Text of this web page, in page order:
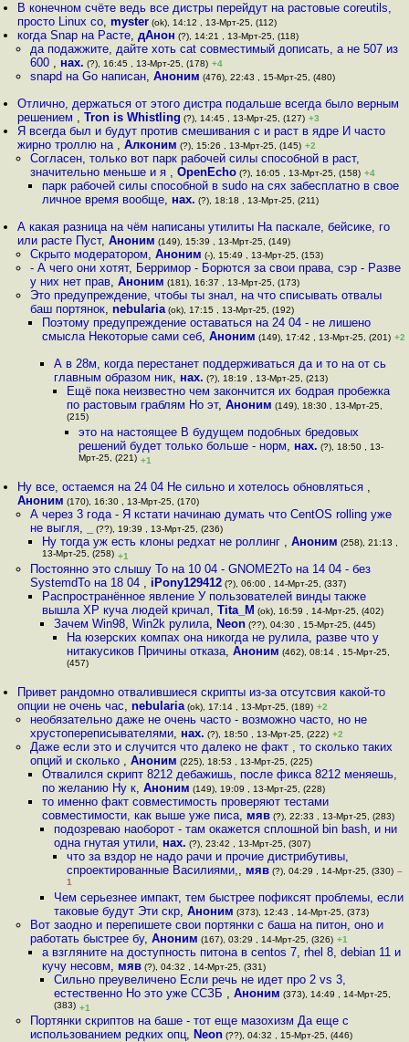
В конечном счёте ведь все дистры перейдут на растовые сoreutils,
просто Linux со,myster (ok), 14:12 , 13-Мрт-25, (112)
когда Snap на Расте,дАнон (?), 14:21 , 13-Мрт-25, (118)
да подажжите, дайте хоть cat совместимый дописать, а не 507 из
600 , нах. (?), 16:45 , 13-Мрт-25, (178) +4
snapd на Go написан, Аноним (476), 22:43 , 15-Мрт-25, (480)
Отлично, держаться от этого дистра подальше всегда было верным
решением ,Tron is Whistling (?), 14:45 , 13-Мрт-25, (127) +3
Я всегда был и будут против смешивания с и раст в ядре И часто
жирно троллю на ,Алконим (?), 15:26 , 13-Мрт-25, (145) +2
Согласен, только вот парк рабочей силы способной в раст,
значительно меньше и я , OpenEcho(?), 16:05 , 13-Мрт-25, (158) +4
парк рабочей силы способной в sudo на сях забесплатно в свое
личное время вообще, нах. (?), 18:18 , 13-Мрт-25, (211)
А какая разница на чём написаны утилиты На паскале, бейсике, го
или расте Пуст,Аноним (149), 15:39 , 13-Мрт-25, (149)
Скрыто модератором, Аноним (-), 15:49 , 13-Мрт-25, (153)
- А чего они хотят, Берримор - Борются за свои права, сэр - Разве
у них нет прав, Аноним (181), 16:37 , 13-Мрт-25, (173)
Это предупреждение, чтобы ты знал, на что списывать отвалы
баш портянок, nebularia(ok), 17:15 , 13-Мрт-25, (192)
Поэтому предупреждение оставаться на 24 04 - не лишено
смысла Некоторые сами себ, Аноним (149), 17:42 , 13-Мрт-25, (201) +2
А в 28м, когда перестанет поддерживаться да и то на от сь
главным образом ник, нах. (?), 18:19 , 13-Мрт-25, (213)
Ещё пока неизвестно чем закончится их бодрая пробежка
по растовым граблям Но эт, Аноним (149), 18:30 , 13-Мрт-25,
(215)
это на настоящее В будущем подобных бредовых
решений будет только больше - норм, нах. (?), 18:50 , 13-
Мрт-25, (221) +1
Ну все, остаемся на 24 04 Не сильно и хотелось обновляться ,
Аноним (170), 16:30 , 13-Мрт-25, (170)
А через 3 года - Я кстати начинаю думать что CentOS rolling уже
не выгля, (??), 19:39 , 13-Мрт-25, (236)
Ну тогда уж есть клоны редхат не роллинг , Аноним (258), 21:13 ,
13-Мрт-25, (258) +1
Постоянно это слышу То на 10 04 - GNOME2То на 14 04 - без
SystemdТо на 18 04 , iPony129412(?), 06:00 , 14-Мрт-25, (337)
Распространённое явление У пользователей винды также
вышла XP куча людей кричал, Tita_M (ok), 16:59 , 14-Мрт-25, (402)
Зачем Win98, Win2k рулила, Neon (??), 04:30 , 15-Мрт-25, (445)
На юзерских компах она никогда не рулила, разве что у
нитакусиков Причины отказа, Аноним (462), 08:14 , 15-Мрт-25,
(457)
Привет рандомно отвалившиеся скрипты из-за отсутсвия какой-то
опции не очень час,nebularia (ok), 17:14 , 13-Мрт-25, (189) +2
необязательно даже не очень часто - возможно часто, но не
хрустопереписывателями, нах. (?), 18:50 , 13-Мрт-25, (222) +2
Даже если это и случится что далеко не факт , то сколько таких
опций и сколько , Аноним (225), 18:53 , 13-Мрт-25, (225)
Отвалился скрипт 8212 дебажишь, после фикса 8212 меняешь,
по желанию Ну к, Аноним (149), 19:09 , 13-Мрт-25, (228)
то именно факт совместимость проверяют тестами
совместимости, как выше уже писа, мяв(?), 22:33 , 13-Мрт-25, (283)
подозреваю наоборот - там окажется сплошной bin bash, и ни
одна гнутая утили, нах. (?), 23:42 , 13-Мрт-25, (307)
что за вздор не надо рачи и прочие дистрибутивы,
спроектированные Василиями,, мяв(?), 04:29 , 14-Мрт-25, (330) –
1
Чем серьезнее импакт, тем быстрее пофиксят проблемы, если
таковые будут Эти скр,Аноним (373), 12:43 , 14-Мрт-25, (373)
Вот заодно и перепишете свои портянки с баша на питон, оно и
работать быстрее бу, Аноним (167), 03:29 , 14-Мрт-25, (326) +1
а взгляните на доступность питона в centos 7, rhel 8, debian 11 и
кучу несовм, мяв(?), 04:32 , 14-Мрт-25, (331)
Сильно преувеличено Если речь не идет про 2 vs 3,
естественно Но это уже ССЗБ ,Аноним (373), 14:49 , 14-Мрт-25,
(383) +1
Портянки скриптов на баше - тот еще мазохизм Да еще с
использованием редких опц, Neon(??), 04:32 , 15-Мрт-25, (446)